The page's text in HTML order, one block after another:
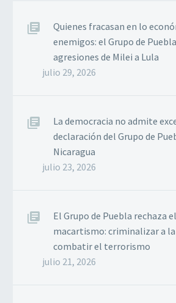
Quienes fracasan en lo
enemigos: el Grupo de
agresiones de Milei a Lula
julio 29, 2026
La democracia no admite
declaración del Grupo de
Nicaragua
julio 23, 2026
El Grupo de Puebla rechaza
macartismo: criminalizar a la
combatir el terrorismo
julio 21, 2026